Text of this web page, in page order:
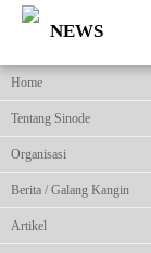
NEWS
Home
Tentang Sinode
Organisasi
Berita / Galang Kangin
Artikel